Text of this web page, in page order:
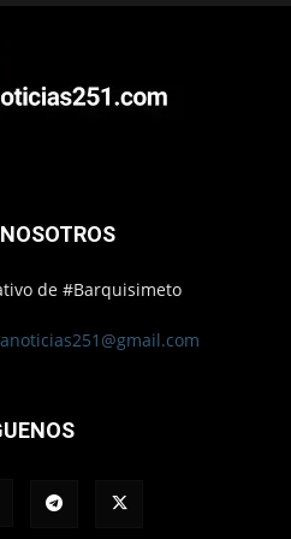
de #Barquisimeto